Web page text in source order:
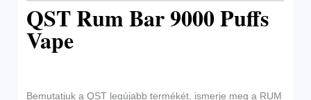
QST Rum Bar 9000 Puffs
Vape
Bemutatjuk a QST legújabb termékét, ismerje meg a RUM